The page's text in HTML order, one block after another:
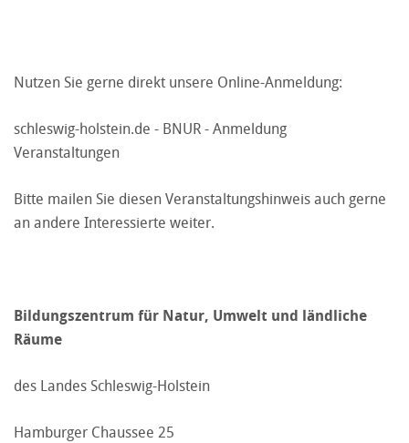
Nutzen Sie gerne direkt unsere Online-Anmeldung:
schleswig-holstein.de - BNUR - Anmeldung
Veranstaltungen
Bitte mailen Sie diesen Veranstaltungshinweis auch gerne
an andere Interessierte weiter.
Bildungszentrum für Natur, Umwelt und ländliche
Räume
des Landes Schleswig-Holstein
Hamburger Chaussee 25